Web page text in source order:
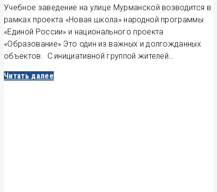
Учебное заведение на улице Мурманской возводится в
рамках проекта «Новая школа» народной программы
«Единой России» и национального проекта
«Образование» Это один из важных и долгожданных
объектов. С инициативной группой жителей…
Читать далее